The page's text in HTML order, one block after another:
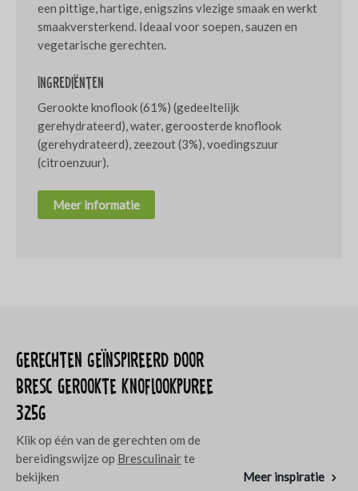
een pittige, hartige, enigszins vlezige smaak en werkt
smaakversterkend. Ideaal voor soepen, sauzen en
vegetarische gerechten.
Ingrediënten
Gerookte knoflook (61%) (gedeeltelijk
gerehydrateerd), water, geroosterde knoflook
(gerehydrateerd), zeezout (3%), voedingszuur
(citroenzuur).
Meer informatie
Gerechten geïnspireerd door
Bresc Gerookte knoflookpuree
325g
Klik op één van de gerechten om de
bereidingswijze op Bresculinairte
bekijken
Meer inspiratie